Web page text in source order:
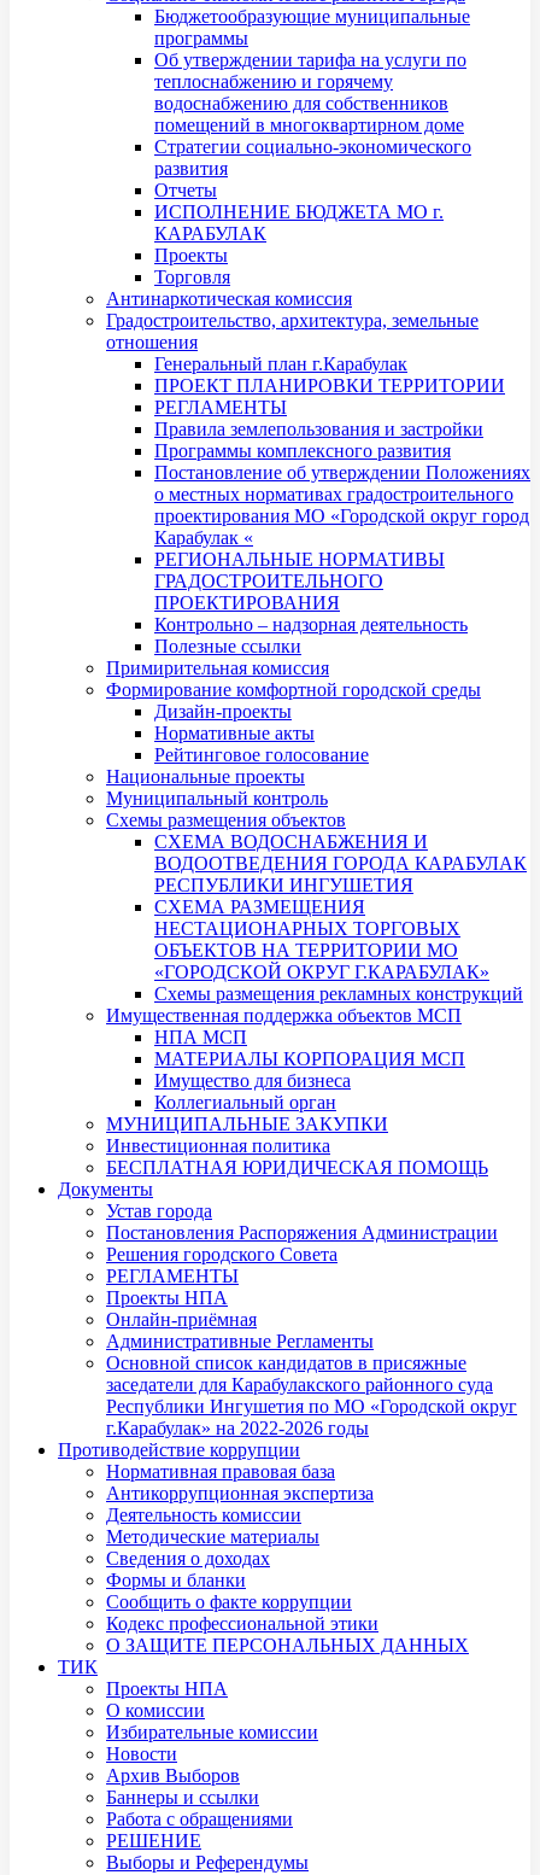
Бюджетообразующие муниципальные
программы
Об утверждении тарифа на услуги по
теплоснабжению и горячему
водоснабжению для собственников
помещений в многоквартирном доме
Стратегии социально-экономического
развития
Отчеты
ИСПОЛНЕНИЕ БЮДЖЕТА МО г.
КАРАБУЛАК
Проекты
Торговля
Антинаркотическая комиссия
Градостроительство, архитектура, земельные
отношения
Генеральный план г.Карабулак
ПРОЕКТ ПЛАНИРОВКИ ТЕРРИТОРИИ
РЕГЛАМЕНТЫ
Правила землепользования и застройки
Программы комплексного развития
Постановление об утверждении Положениях
о местных нормативах градостроительного
проектирования МО «Городской округ город
Карабулак «
РЕГИОНАЛЬНЫЕ НОРМАТИВЫ
ГРАДОСТРОИТЕЛЬНОГО
ПРОЕКТИРОВАНИЯ
Контрольно – надзорная деятельность
Полезные ссылки
Примирительная комиссия
Формирование комфортной городской среды
Дизайн-проекты
Нормативные акты
Рейтинговое голосование
Национальные проекты
Муниципальный контроль
Схемы размещения объектов
СХЕМА ВОДОСНАБЖЕНИЯ И
ВОДООТВЕДЕНИЯ ГОРОДА КАРАБУЛАК
РЕСПУБЛИКИ ИНГУШЕТИЯ
СХЕМА РАЗМЕЩЕНИЯ
НЕСТАЦИОНАРНЫХ ТОРГОВЫХ
ОБЪЕКТОВ НА ТЕРРИТОРИИ МО
«ГОРОДСКОЙ ОКРУГ Г.КАРАБУЛАК»
Схемы размещения рекламных конструкций
Имущественная поддержка объектов МСП
НПА МСП
МАТЕРИАЛЫ КОРПОРАЦИЯ МСП
Имущество для бизнеса
Коллегиальный орган
МУНИЦИПАЛЬНЫЕ ЗАКУПКИ
Инвестиционная политика
БЕСПЛАТНАЯ ЮРИДИЧЕСКАЯ ПОМОЩЬ
Документы
Устав города
Постановления Распоряжения Администрации
Решения городского Совета
РЕГЛАМЕНТЫ
Проекты НПА
Онлайн-приёмная
Административные Регламенты
Основной список кандидатов в присяжные
заседатели для Карабулакского районного суда
Республики Ингушетия по МО «Городской округ
г.Карабулак» на 2022-2026 годы
Противодействие коррупции
Нормативная правовая база
Антикоррупционная экспертиза
Деятельность комиссии
Методические материалы
Сведения о доходах
Формы и бланки
Сообщить о факте коррупции
Кодекс профессиональной этики
О ЗАЩИТЕ ПЕРСОНАЛЬНЫХ ДАННЫХ
ТИК
Проекты НПА
О комиссии
Избирательные комиссии
Новости
Архив Выборов
Баннеры и ссылки
Работа с обращениями
РЕШЕНИЕ
Выборы и Референдумы